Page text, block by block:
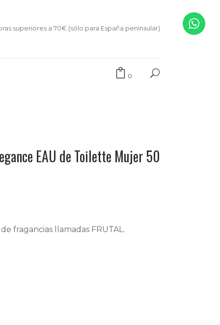
superiores a 70€ (sólo para España peninsular)
0
EAU de Toilette Mujer 50
fragancias llamadas FRUTAL.